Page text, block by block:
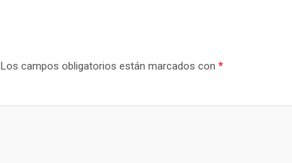
Los campos obligatorios están marcados con *